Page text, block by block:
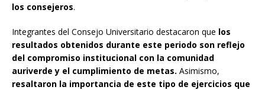
los consejeros.
Integrantes del Consejo Universitario destacaron que los
resultados obtenidos durante este periodo son reflejo
del compromiso institucional con la comunidad
auriverde y el cumplimiento de metas. Asimismo,
resaltaron la importancia de este tipo de ejercicios que